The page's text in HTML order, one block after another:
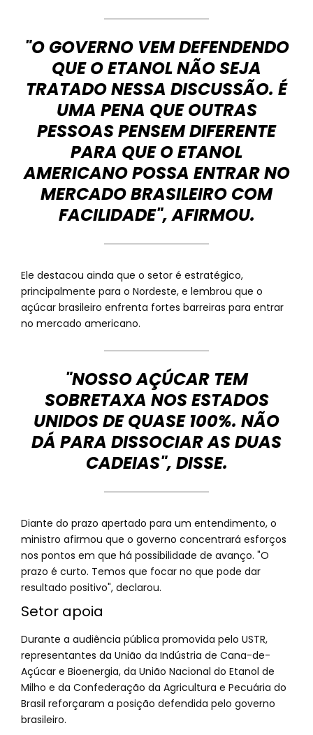
"O GOVERNO VEM DEFENDENDO
QUE O ETANOL NÃO SEJA
TRATADO NESSA DISCUSSÃO. É
UMA PENA QUE OUTRAS
PESSOAS PENSEM DIFERENTE
PARA QUE O ETANOL
AMERICANO POSSA ENTRAR NO
MERCADO BRASILEIRO COM
FACILIDADE", AFIRMOU.
Ele destacou ainda que o setor é estratégico,
principalmente para o Nordeste, e lembrou que o
açúcar brasileiro enfrenta fortes barreiras para entrar
no mercado americano.
"NOSSO AÇÚCAR TEM
SOBRETAXA NOS ESTADOS
UNIDOS DE QUASE 100%. NÃO
DÁ PARA DISSOCIAR AS DUAS
CADEIAS", DISSE.
Diante do prazo apertado para um entendimento, o
ministro afirmou que o governo concentrará esforços
nos pontos em que há possibilidade de avanço. "O
prazo é curto. Temos que focar no que pode dar
resultado positivo", declarou.
Setor apoia
Durante a audiência pública promovida pelo USTR,
representantes da União da Indústria de Cana-de-
Açúcar e Bioenergia, da União Nacional do Etanol de
Milho e da Confederação da Agricultura e Pecuária do
Brasil reforçaram a posição defendida pelo governo
brasileiro.